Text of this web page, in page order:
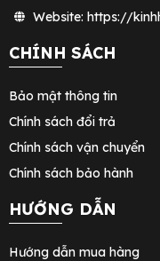
Website: https://
CHÍNH SÁCH
Bảo mật thông tin
Chính sách đổi trả
Chính sách vận chuyển
Chính sách bảo hành
HƯỚNG DẪN
Hướng dẫn mua hàng